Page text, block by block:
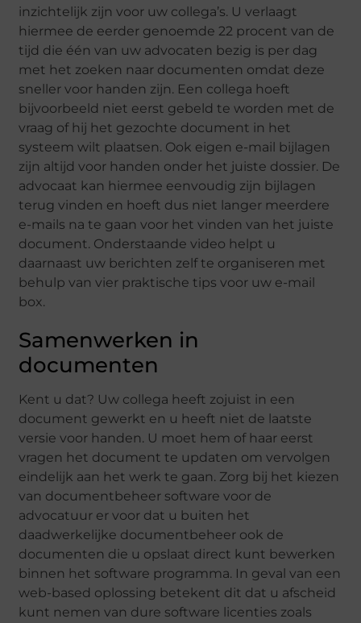
inzichtelijk zijn voor uw collega’s. U verlaagt
hiermee de eerder genoemde 22 procent van de
tijd die één van uw advocaten bezig is per dag
met het zoeken naar documenten omdat deze
sneller voor handen zijn. Een collega hoeft
bijvoorbeeld niet eerst gebeld te worden met de
vraag of hij het gezochte document in het
systeem wilt plaatsen. Ook eigen e-mail bijlagen
zijn altijd voor handen onder het juiste dossier. De
advocaat kan hiermee eenvoudig zijn bijlagen
terug vinden en hoeft dus niet langer meerdere
e-mails na te gaan voor het vinden van het juiste
document. Onderstaande video helpt u
daarnaast uw berichten zelf te organiseren met
behulp van vier praktische tips voor uw e-mail
box.
Samenwerken in
documenten
Kent u dat? Uw collega heeft zojuist in een
document gewerkt en u heeft niet de laatste
versie voor handen. U moet hem of haar eerst
vragen het document te updaten om vervolgen
eindelijk aan het werk te gaan. Zorg bij het kiezen
van documentbeheer software voor de
advocatuur er voor dat u buiten het
daadwerkelijke documentbeheer ook de
documenten die u opslaat direct kunt bewerken
binnen het software programma. In geval van een
web-based oplossing betekent dit dat u afscheid
kunt nemen van dure software licenties zoals